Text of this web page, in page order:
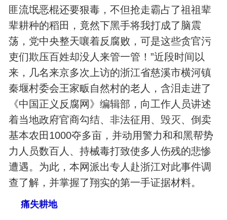
匪流氓恶棍还要狠毒，不但抢走霸占了祖祖辈
辈耕种的稻田，竟然下黑手将我打成了脑震
荡，党中央整天嚷着反腐败，可是这些贪官污
吏们欺压百姓却没人来管一管！”近段时间以
来，几名来京多次上访的浙江省慈溪市横河镇
秦堰村委会王家畈自然村的老人，含泪走进了
《中国正义反腐网》编辑部，向工作人员讲述
着当地政府官商勾结、非法征用、毁灭、倒卖
基本农田1000夺多亩，并动用警力和和黑帮势
力人员数百人、持械毒打致使多人伤残的悲惨
遭遇。为此，本网派出专人赴浙江对此事件调
查了解，并掌握了翔实的第一手证据材料。
痛失耕地